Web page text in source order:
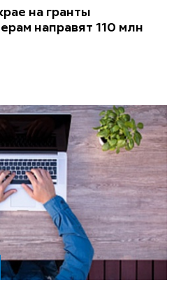
на гранты
направят 110 млн